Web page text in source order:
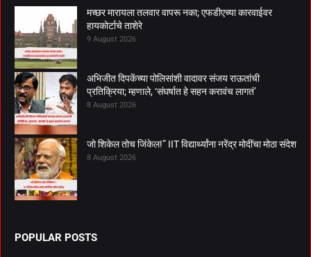
मच्छर मारायला तलवार वापरू नका; एफडीएच्या कारवाईवर
हायकोर्टाचे ताशेरे
9 August 2026
अभिजीत दिपकेंच्या पोलिसांशी वादावर संजय राऊतांची
प्रतिक्रिया; म्हणाले, ‘संघर्षात हे सहन करावंच लागतं’
8 August 2026
जो शिकेल तोच जिंकेल!” IIT विद्यार्थ्यांना नरेंद्र मोदींचा मोठा संदेश
8 August 2026
POPULAR POSTS